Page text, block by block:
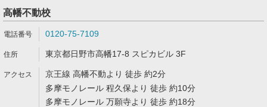
高幡不動校
0120-75-7109
東京都日野市高幡17-8 スピカビル 3F
京王線 高幡不動より 徒歩 約2分
多摩モノレール 程久保より 徒歩 約10分
多摩モノレール 万願寺より 徒歩 約18分